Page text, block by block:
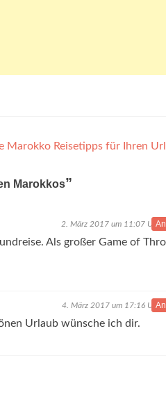
Marokko Reisetipps für Ihren
Marokkos”
2. März 2017 um 11:07 Uhr
Als großer Game of
4. März 2017 um 17:16 Uhr
Urlaub wünsche ich dir.